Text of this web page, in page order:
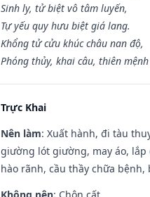
Sinh ly, tử biệt vô tâm luyến,
Tự yếu quy hưu biệt giá lang.
Khổng tử cửu khúc châu nan độ,
Phóng thủy, khai câu, thiên
Trực Khai
Nên làm: Xuất hành, đi tàu
giường lót giường, may áo, lắp
hào rãnh, cầu thầy chữa